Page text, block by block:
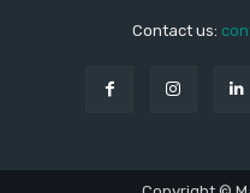
Contact us: